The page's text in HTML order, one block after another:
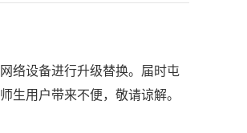
络设备进行升级替换。 届时屯
生用户带来不便，敬请谅解。